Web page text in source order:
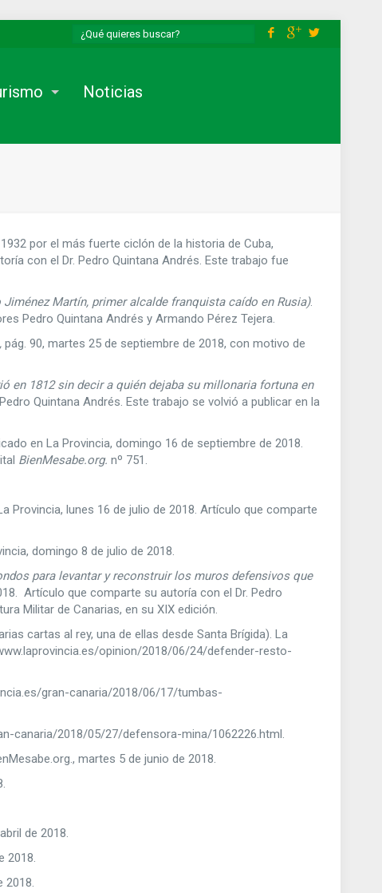
Noticias
por el más fuerte ciclón de la historia de Cuba,
con el Dr. Pedro Quintana Andrés. Este trabajo fue
Martín, primer alcalde franquista caído en Rusia).
Pedro Quintana Andrés y Armando Pérez Tejera.
pág. 90, martes 25 de septiembre de 2018, con motivo de
en 1812 sin decir a quién dejaba su millonaria fortuna en
Quintana Andrés. Este trabajo se volvió a publicar en la
en La Provincia, domingo 16 de septiembre de 2018.
BienMesabe.org. nº 751.
Provincia, lunes 16 de julio de 2018. Artículo que comparte
domingo 8 de julio de 2018.
para levantar y reconstruir los muros defensivos que
Artículo que comparte su autoría con el Dr. Pedro
Militar de Canarias, en su XIX edición.
cartas al rey, una de ellas desde Santa Brígida). La
opinion/2018/06/24/defender-resto-
gran-canaria/2018/06/17/tumbas-
canaria/2018/05/27/defensora-mina/1062226.html.
martes 5 de junio de 2018.
de 2018.
2018.
2018.